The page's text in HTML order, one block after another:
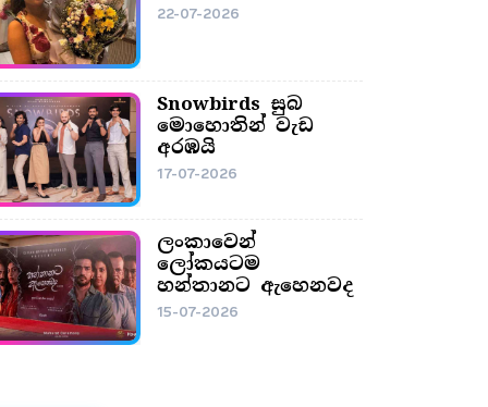
22-07-2026
Snowbirds සුබ
මොහොතින් වැඩ
අරඹයි
17-07-2026
ලංකාවෙන්
ලෝකයටම
හන්තානට ඇහෙනවද
15-07-2026